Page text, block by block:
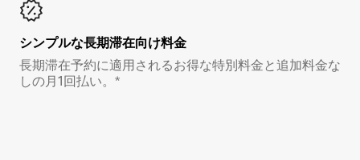
シンプルな長期滞在向け料金
長期滞在予約に適用されるお得な特別料金と追加料金な
しの月1回払い。*